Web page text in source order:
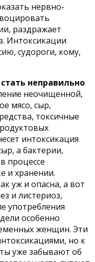
нервно-
раздражает
Интоксикации
судороги, кому,
неправильно
неочищенной,
мясо, сыр,
токсичные
интоксикация
а бактерии,
процессе
и хранении.
уж и опасна, а вот
и листериоз,
употребления
особенно
женщин. Эти
но к
уже забывают об